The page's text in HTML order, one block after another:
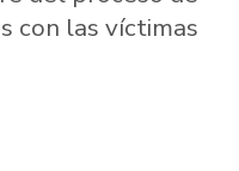
con las víctimas